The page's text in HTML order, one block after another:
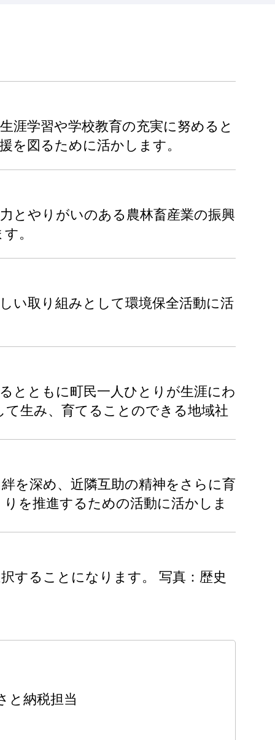
涯学習や学校教育の充実に努めると
を図るために活かします。
とやりがいのある農林畜産業の振興
。
い取り組みとして環境保全活動に活
とともに町民一人ひとりが生涯にわ
生み、育てることのできる地域社
を深め、近隣互助の精神をさらに育
を推進するための活動に活かしま
することになります。 写真：歴史
納税担当